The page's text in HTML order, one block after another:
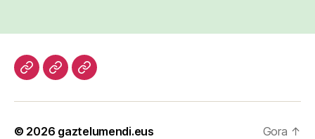
HasieraKazetari
Patxi
© 2026 gaztelumendi.eus Gora ↑